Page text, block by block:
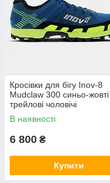
Кросівки для бігу Inov-8
Mudclaw 300 синьо-жовті
трейлові чоловічі
В наявності
6 800 ₴
Купити